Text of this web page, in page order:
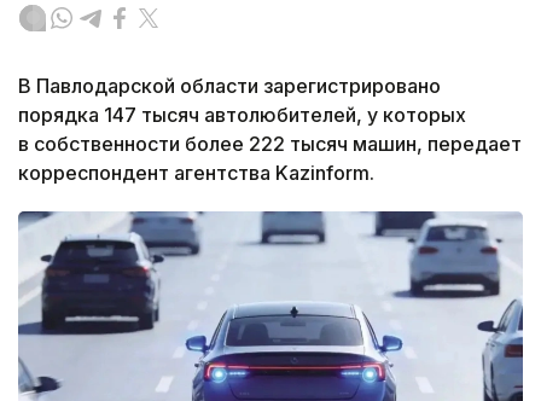
В Павлодарской области зарегистрировано
порядка 147 тысяч автолюбителей, у которых
в собственности более 222 тысяч машин, передает
корреспондент агентства Kazinform.